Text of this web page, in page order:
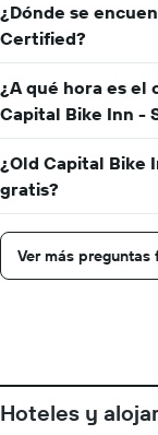
días
de
la
semana.
El
gráfico
muestra
1
eje
indica
el
precio
¿Dónde se
Certified?
¿A qué hora es el
Capital Bike Inn -
¿Old Capital Bike
gratis?
Ver más preguntas
Hoteles y